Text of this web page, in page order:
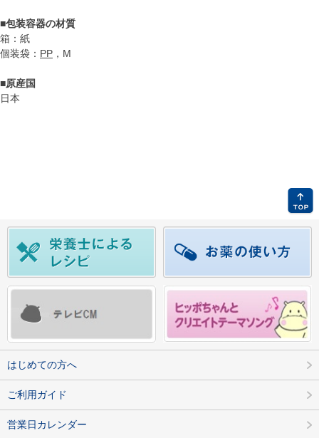
■包装容器の材質
箱：紙
個装袋： PP ，M
■原産国
日本
はじめての方へ
ご利用ガイド
営業日カレンダー